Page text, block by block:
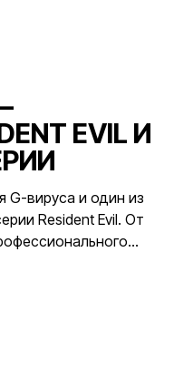
EVIL И
вируса и один из
Resident Evil. От
больше